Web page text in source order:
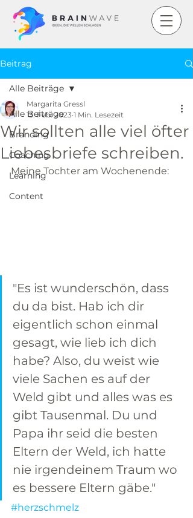
Beitrag
Alle Beiträge
Branding
Coaching
Learning
Content
Alle Beiträge
Wir sollten alle viel öfter
Liebesbriefe schreiben.
Margarita Gressl
13. Feb. 2023 1 Min. Lesezeit
Meine Tochter am Wochenende:
"Es ist wunderschön, dass
du da bist. Hab ich dir
eigentlich schon einmal
gesagt, wie lieb ich dich
habe? Also, du weist wie
viele Sachen es auf der
Weld gibt und alles was es
gibt Tausenmal. Du und
Papa ihr seid die besten
Eltern der Weld, ich hatte
nie irgendeinem Traum wo
es bessere Eltern gäbe."
#herzschmelz